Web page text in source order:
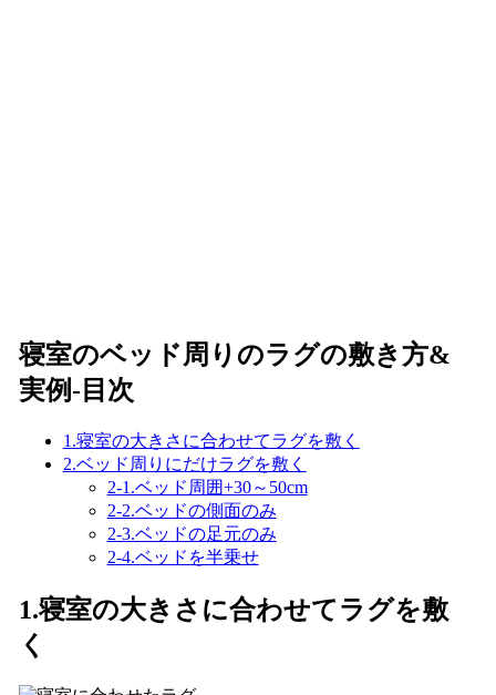
寝室のベッド周りのラグの敷き方&
実例-目次
1.寝室の大きさに合わせてラグを敷く
2.ベッド周りにだけラグを敷く
2-1.ベッド周囲+30～50cm
2-2.ベッドの側面のみ
2-3.ベッドの足元のみ
2-4.ベッドを半乗せ
1.寝室の大きさに合わせてラグを敷
く